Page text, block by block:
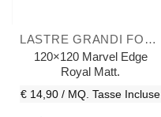
LASTRE GRANDI FORMATI
120×120 Marvel Edge
Royal Matt.
€ 14,90 / MQ. Tasse Incluse